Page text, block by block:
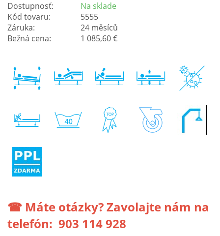
Dostupnosť:
Na sklade
Kód tovaru:
5555
Záruka:
24 měsíců
Bežná cena:
1 085,60 €
☎ Máte otázky? Zavolajte nám na
telefón: 903 114 928